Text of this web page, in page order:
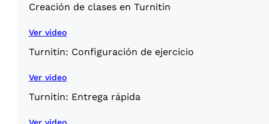
Creación de clases en Turnitin
Ver video
Turnitin: Configuración de ejercicio
Ver video
Turnitin: Entrega rápida